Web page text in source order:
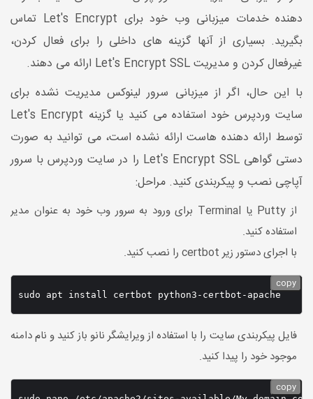
دهنده خدمات میزبانی وب خود برای Let's Encrypt تماس
بگیرید. بسیاری از آنها گزینه های داخلی را برای فعال کردن،
غیرفعال کردن و مدیریت Let's Encrypt SSL ارائه می دهند.
با این حال، اگر از میزبانی سرور لینوکس مدیریت نشده برای
سایت وردپرس خود استفاده می کنید یا گزینه Let's Encrypt
توسط ارائه دهنده هاست ارائه نشده است، می توانید به صورت
دستی گواهی Let's Encrypt SSL را در سایت وردپرس با سرور
آپاچی نصب و پیکربندی کنید. مراحل:
از Putty یا Terminal برای ورود به سرور وب خود به عنوان مدیر
استفاده کنید.
با اجرای دستور زیر certbot را نصب کنید.
sudo apt install certbot python3-certbot-apache
copy
فایل پیکربندی سایت را با استفاده از ویرایشگر نانو باز کنید و نام دامنه
موجود خود را پیدا کنید.
copy